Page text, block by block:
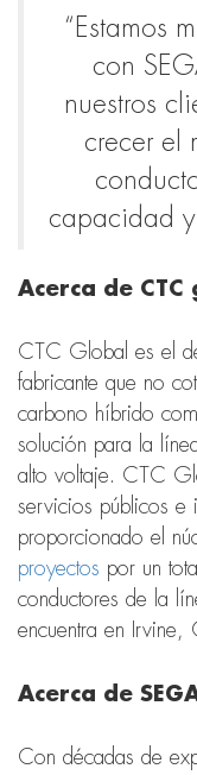
“Estamos
con
nuestros
crecer el
capacidad
Acerca de CTC
CTC Global es el
fabricante que no
carbono híbrido
solución para la
alto voltaje. CTC
servicios públicos e
proporcionado el
proyectos por un
conductores de la
encuentra en Irvine,
Acerca de
Con décadas de